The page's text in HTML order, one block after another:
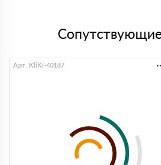
Арт. KliKi-40187